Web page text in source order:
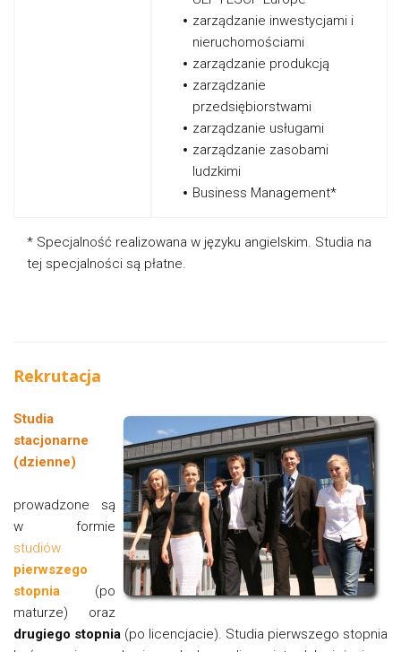
zarządzanie inwestycjami i
nieruchomościami
zarządzanie produkcją
zarządzanie
przedsiębiorstwami
zarządzanie usługami
zarządzanie zasobami
ludzkimi
Business Management*
* Specjalność realizowana w języku angielskim. Studia na
tej specjalności są płatne.
Rekrutacja
Studia
stacjonarne
(dzienne)
prowadzone są
w formie
studiów
pierwszego
stopnia (po
maturze) oraz
drugiego stopnia (po licencjacie). Studia pierwszego stopnia